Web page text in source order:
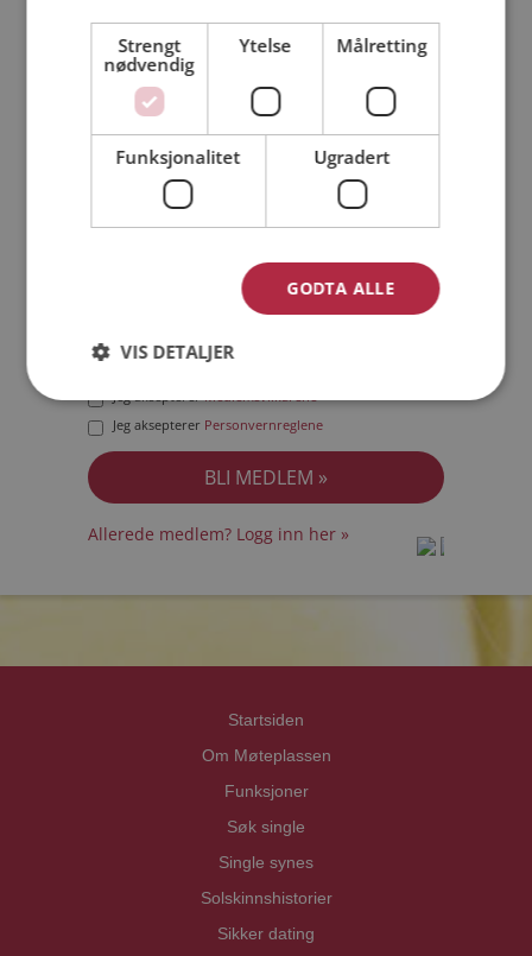
Bli medlem gratis!
Jeg er en: Mann Kvinne
Min alder:
Jeg akseptererMedlemsvilkårene
Jeg aksepterer Personvernreglene
Allerede medlem? Logg inn her »
Startsiden
Om Møteplassen
Funksjoner
Søk single
Single synes
Solskinnshistorier
Sikker dating
Strengt
nødvendig
Ytelse Målretting
Funksjonalitet Ugradert
GODTA ALLE
VIS DETALJER